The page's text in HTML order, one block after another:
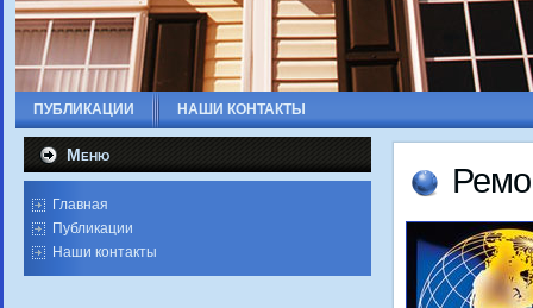
ПУБЛИКАЦИИ НАШИ КОНТАКТЫ
Меню
Главная
Публикации
Наши контакты